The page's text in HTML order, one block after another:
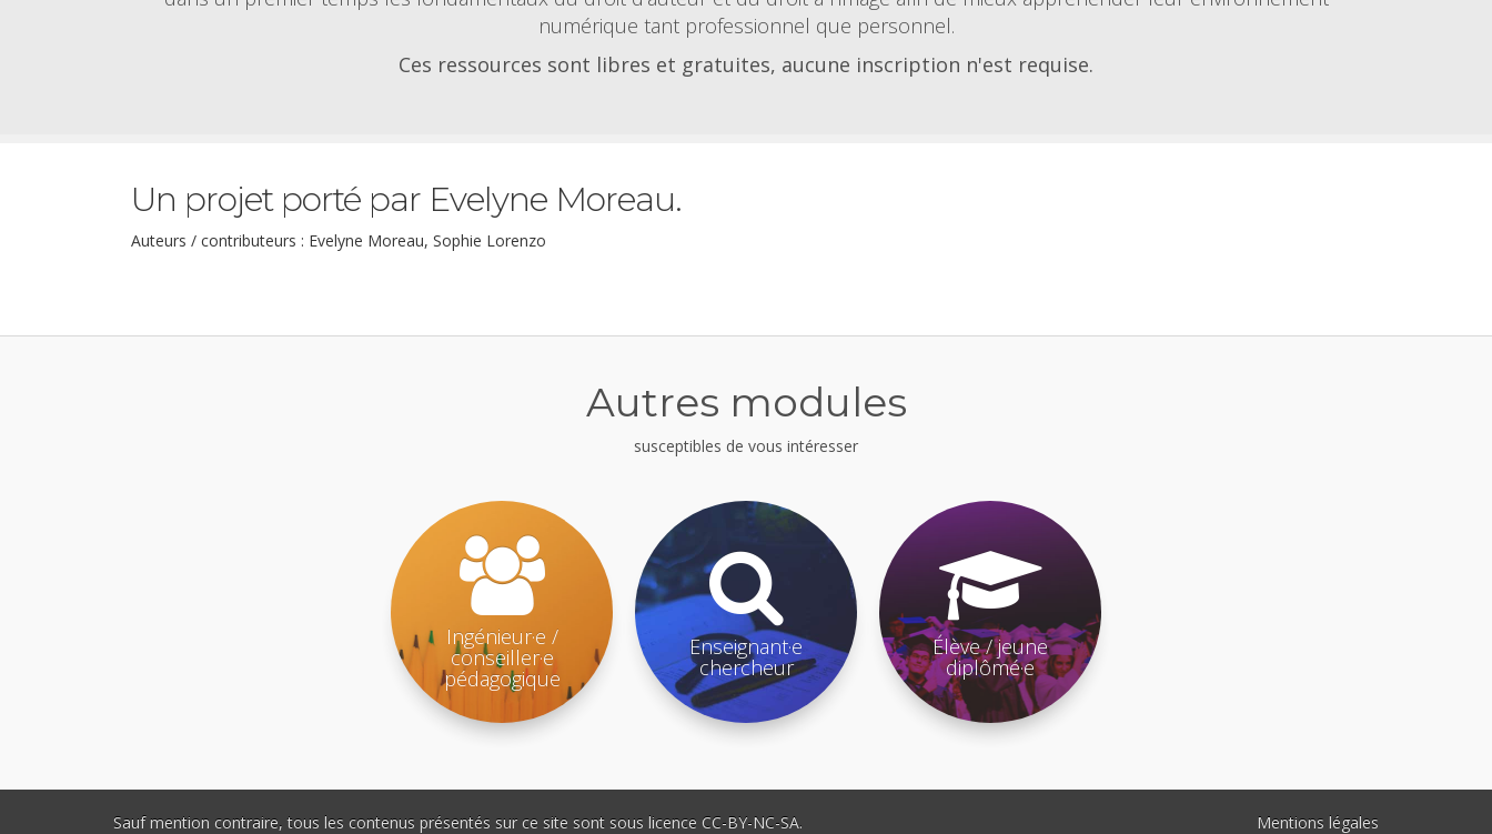
numérique tant professionnel que personnel.
Ces ressources sont libres et gratuites, aucune inscription n'est requise.
Un projet porté par Evelyne Moreau.
Auteurs / contributeurs : Evelyne Moreau, Sophie Lorenzo
Autres modules
susceptibles de vous intéresser
Ingénieur·e /
conseiller·e
pédagogique
Enseignant·e
chercheur
Élève / jeune
diplômé·e
Mentions légales
Sauf mention contraire, tous les contenus présentés sur ce site sont sous licence CC-BY-NC-SA.